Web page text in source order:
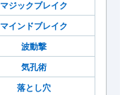
マジックブレイク
マインドブレイク
波動撃
気孔術
落とし穴